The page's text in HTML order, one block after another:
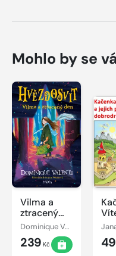
Mohlo by se
Vilma a
ztracený
den
Dominique Valente
239 Kč 49